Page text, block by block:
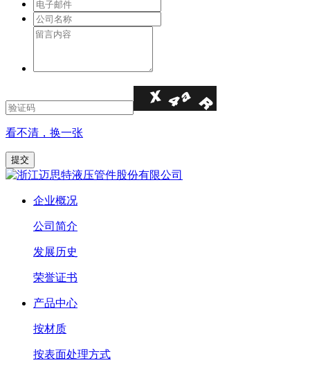
看不清，换一张
企业概况
公司简介
发展历史
荣誉证书
产品中心
按材质
按表面处理方式